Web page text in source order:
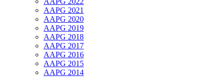
AAPG 2021
AAPG 2020
AAPG 2019
AAPG 2018
AAPG 2017
AAPG 2016
AAPG 2015
AAPG 2014